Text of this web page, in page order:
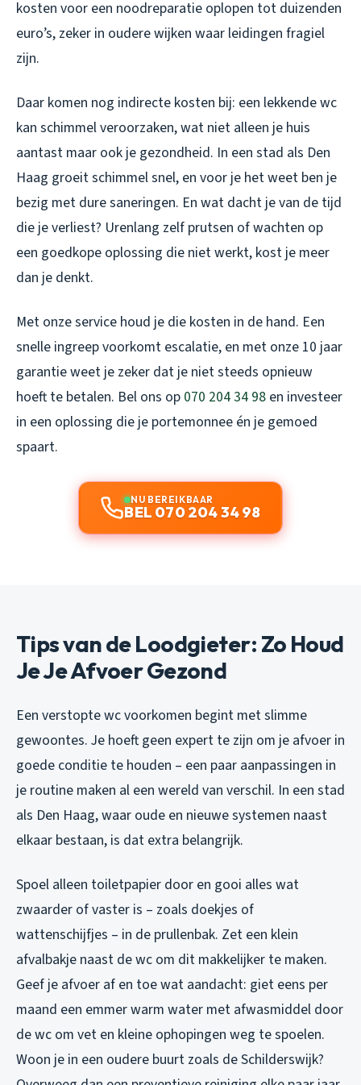
kosten voor een noodreparatie oplopen tot duizenden
euro’s, zeker in oudere wijken waar leidingen fragiel
zijn.
Daar komen nog indirecte kosten bij: een lekkende wc
kan schimmel veroorzaken, wat niet alleen je huis
aantast maar ook je gezondheid. In een stad als Den
Haag groeit schimmel snel, en voor je het weet ben je
bezig met dure saneringen. En wat dacht je van de tijd
die je verliest? Urenlang zelf prutsen of wachten op
een goedkope oplossing die niet werkt, kost je meer
dan je denkt.
Met onze service houd je die kosten in de hand. Een
snelle ingreep voorkomt escalatie, en met onze 10 jaar
garantie weet je zeker dat je niet steeds opnieuw
hoeft te betalen. Bel ons op 070 204 34 98 en investeer
in een oplossing die je portemonnee én je gemoed
spaart.
NU BEREIKBAAR
BEL 070 204 34 98
Tips van de Loodgieter: Zo Houd
Je Je Afvoer Gezond
Een verstopte wc voorkomen begint met slimme
gewoontes. Je hoeft geen expert te zijn om je afvoer in
goede conditie te houden – een paar aanpassingen in
je routine maken al een wereld van verschil. In een stad
als Den Haag, waar oude en nieuwe systemen naast
elkaar bestaan, is dat extra belangrijk.
Spoel alleen toiletpapier door en gooi alles wat
zwaarder of vaster is – zoals doekjes of
wattenschijfjes – in de prullenbak. Zet een klein
afvalbakje naast de wc om dit makkelijker te maken.
Geef je afvoer af en toe wat aandacht: giet eens per
maand een emmer warm water met afwasmiddel door
de wc om vet en kleine ophopingen weg te spoelen.
Woon je in een oudere buurt zoals de Schilderswijk?